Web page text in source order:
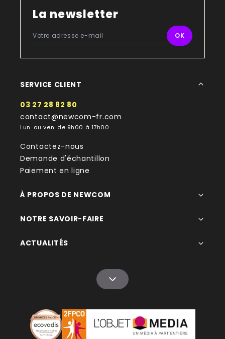
La newsletter
SERVICE CLIENT
03 27 28 82 80
contact@newcom-fr.com
Lun. au ven. de 9h00 à 17h00
Contactez-nous
Demande d'échantillon
Paiement en ligne
À PROPOS DE NEWCOM
NOTRE SAVOIR-FAIRE
ACTUALITÉS